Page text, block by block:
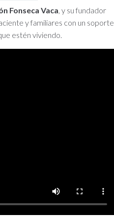
Fonseca Vaca , y su fundador
y familiares con un soporte
estén viviendo.